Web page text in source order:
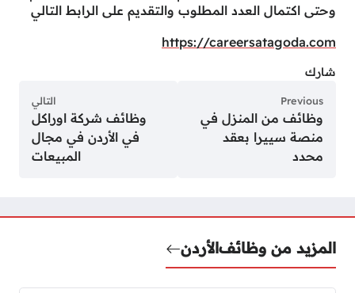
وحتى اكتمال العدد المطلوب والتقديم على الرابط التالي
https://careersatagoda.com
شارك
Previous
وظائف من المنزل في
منصة سييرا بعقد
محدد
التالي
وظائف شركة اوراكل
في الأردن في مجال
المبيعات
المزيد من وظائفالأردن